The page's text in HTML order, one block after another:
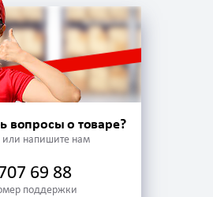
вопросы о товаре?
или напишите нам
69 88
поддержки